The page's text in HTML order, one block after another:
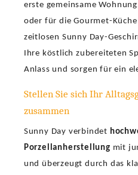
erste gemeinsame
oder für die Gourmet-
zeitlosen Sunny Day-
Ihre köstlich zubereiteten
Anlass und sorgen für ein
Stellen Sie sich Ihr
zusammen
Sunny Day verbindet
Porzellanherstellung mit
und überzeugt durch das